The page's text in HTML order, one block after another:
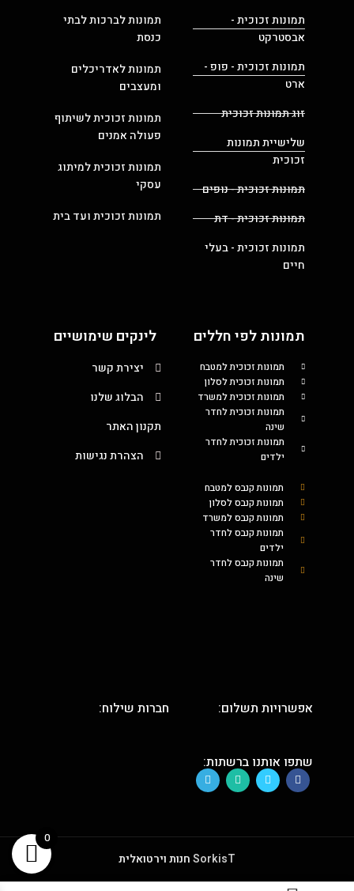
תמונות זכוכית -
אבסטרקט
תמונות זכוכית - פופ -
ארט
זוג תמונות זכוכית
שלישיית תמונות
זכוכית
תמונות זכוכית - נופים
תמונות זכוכית - דת
תמונות זכוכית - בעלי
חיים
תמונות לברכות לבתי
כנסת
תמונות לאדריכלים
ומעצבים
תמונות זכוכית לשיתוף
פעולה אמנים
תמונות זכוכית למיתוג
עסקי
תמונות זכוכית ועד בית
תמונות לפי חללים
תמונות זכוכית למטבח
תמונות זכוכית לסלון
תמונות זכוכית למשרד
תמונות זכוכית לחדר
שינה
תמונות זכוכית לחדר
ילדים
תמונות קנבס למטבח
תמונות קנבס לסלון
תמונות קנבס למשרד
תמונות קנבס לחדר
ילדים
תמונות קנבס לחדר
שינה
לינקים שימושיים
יצירת קשר
הבלוג שלנו
תקנון האתר
הצהרת נגישות
אפשרויות תשלום: חברות שילוח:
שתפו אותנו ברשתות:
SorkisTחנות וירטואלית
0